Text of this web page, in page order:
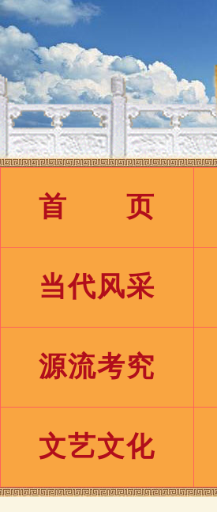
首 页
当代风采
源流考究
文艺文化